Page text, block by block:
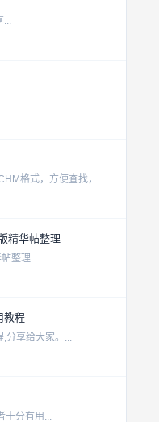
...
CSDN的技术精华帖，已经总结为了CHM格式，方便查找，更为重要的是，它大到可以对于你的编程方向和思想予以修正，小到一些技术细节帮你祛疑解答，不可多得，编程常备...
精华帖整理
整理...
教程
分享给大家。...
十分有用...